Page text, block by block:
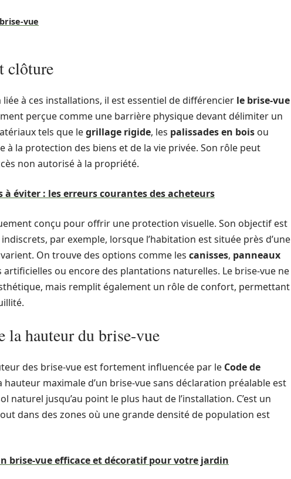
vue
clôture
à ces installations, il est essentiel de différencier le brise-vue
perçue comme une barrière physique devant délimiter un
tels que legrillage rigide, les palissades en bois ou
à la protection des biens et de la vie privée. Son rôle peut
non autorisé à la propriété.
à éviter : les erreurs courantes des acheteurs
conçu pour offrir une protection visuelle. Son objectif est
par exemple, lorsque l’habitation est située près d’une
On trouve des options comme les canisses, panneaux
artificielles ou encore des plantations naturelles. Le brise-vue ne
mais remplit également un rôle de confort, permettant
la hauteur du brise-vue
des brise-vue est fortement influencée par le Code de
hauteur maximale d’un brise-vue sans déclaration préalable est
naturel jusqu’au point le plus haut de l’installation. C’est un
dans des zones où une grande densité de population est
brise-vue efficace et décoratif pour votre jardin